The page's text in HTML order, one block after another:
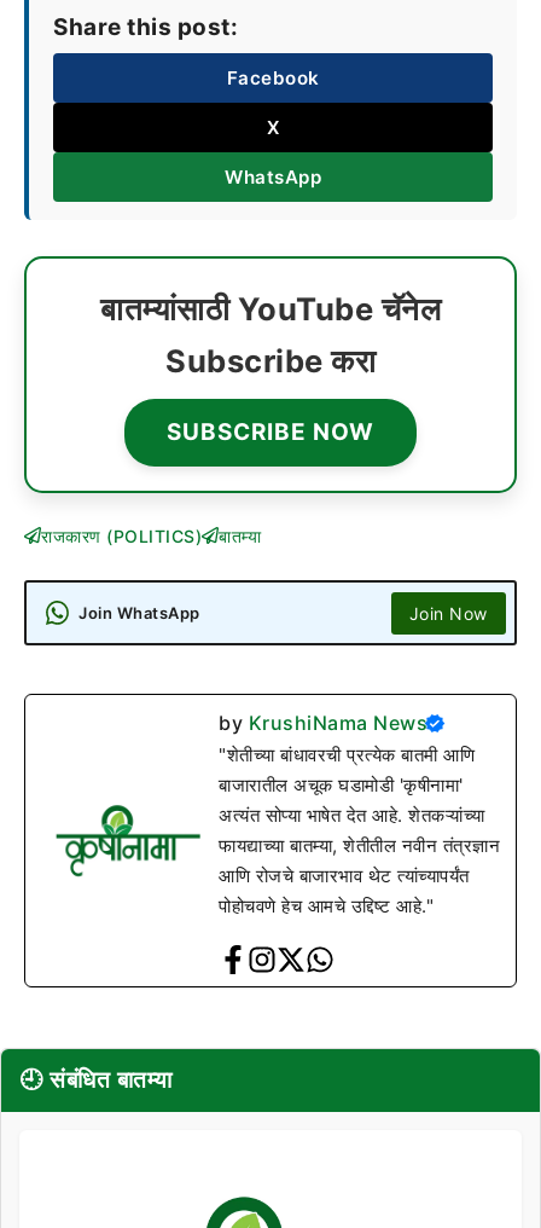
Share this post:
Facebook
X
WhatsApp
बातम्यांसाठी YouTube चॅनेल
Subscribe करा
SUBSCRIBE NOW
राजकारण (POLITICS) बातम्या
Join WhatsApp Join Now
by KrushiNama News
"शेतीच्या बांधावरची प्रत्येक बातमी आणि
बाजारातील अचूक घडामोडी 'कृषीनामा'
अत्यंत सोप्या भाषेत देत आहे. शेतकऱ्यांच्या
फायद्याच्या बातम्या, शेतीतील नवीन तंत्रज्ञान
आणि रोजचे बाजारभाव थेट त्यांच्यापर्यंत
पोहोचवणे हेच आमचे उद्दिष्ट आहे."
🕘 संबंधित बातम्या